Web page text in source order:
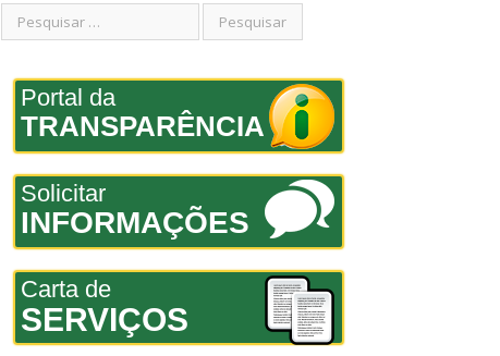
Portal da
TRANSPARÊNCIA
Solicitar
INFORMAÇÕES
Carta de
SERVIÇOS